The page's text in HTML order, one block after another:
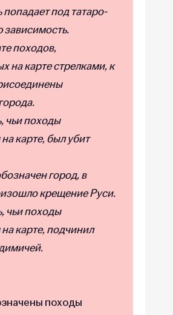
под татаро-
зависимость.
походов,
на карте стрелками, к
чьи походы
карте, был убит
город, в
крещение Руси.
чьи походы
карте, подчинил
походы